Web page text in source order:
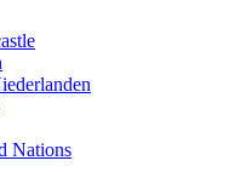
Nations